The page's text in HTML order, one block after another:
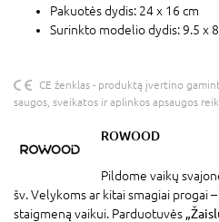
Pakuotės dydis: 24 x 16 cm
Surinkto modelio dydis: 9.5 x
CE ženklas - produktą įvertino
saugos, sveikatos ir aplinkos apsaugos
ROWOOD
Pildome vaikų
šv. Velykoms ar kitai smagiai progai
staigmeną vaikui. Parduotuvės